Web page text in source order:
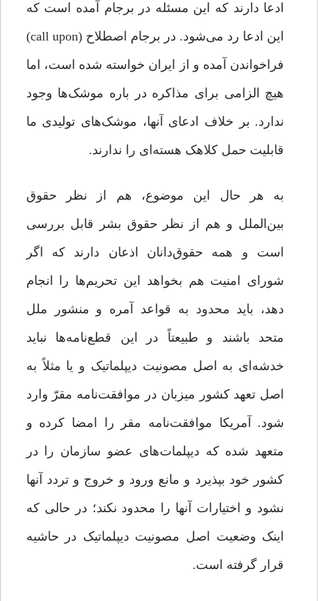
ادعا دارند که این مسئله در برجام آمده است که
این ادعا رد می‌شود. در برجام اصطلاح (call upon)
فراخواندن آمده و از ایران خواسته شده است، اما
هیچ الزامی برای مذاکره در باره موشک‌ها وجود
ندارد. بر خلاف ادعای آنها، موشک‌های تولیدی ما
قابلیت حمل کلاهک هسته‌ای را ندارند.
به هر حال این موضوع، هم از نظر حقوق
بین‌الملل و هم از نظر حقوق بشر قابل بررسی
است و همه حقوق‌دانان اذعان دارند که اگر
شورای امنیت هم بخواهد این تحریم‌ها را انجام
دهد، باید محدود به قواعد آمره و منشور ملل
متحد باشند و طبیعتاً در این قطع‌نامه‌ها نباید
خدشه‌ای به اصل مصونیت دیپلماتیک و یا مثلاً به
اصل تعهد کشور میزبان در موافقت‌نامه مقرّ وارد
شود. آمریکا موافقت‌نامه مقر را امضا کرده و
متعهد شده که دیپلمات‌های عضو سازمان را در
کشور خود بپذیرد و مانع ورود و خروج و تردد آنها
نشود و اختیارات آنها را محدود نکند؛ در حالی که
اینک وضعیت اصل مصونیت دیپلماتیک در حاشیه
قرار گرفته است.